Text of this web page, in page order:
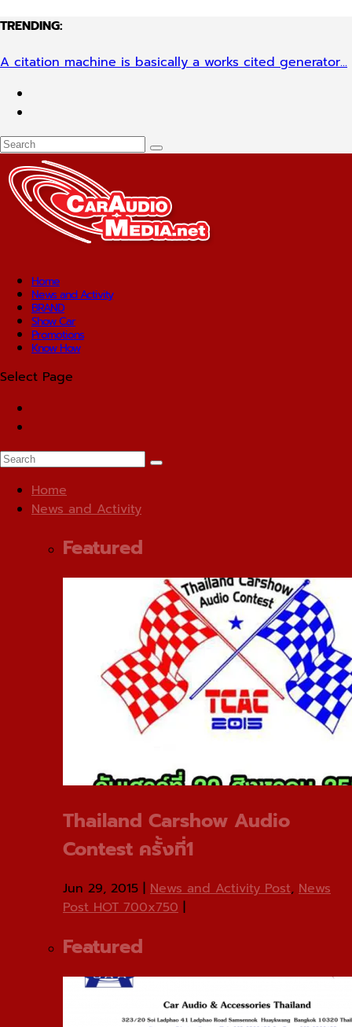
TRENDING:
A citation machine is basically a works cited generator...
Home
News and Activity
BRAND
Show Car
Promotions
Know How
Select Page
Home
News and Activity
Featured
Thailand Carshow Audio
Contest ครั้งที่1
Jun 29, 2015 | News and Activity Post, News
Post HOT 700x750 |
Featured